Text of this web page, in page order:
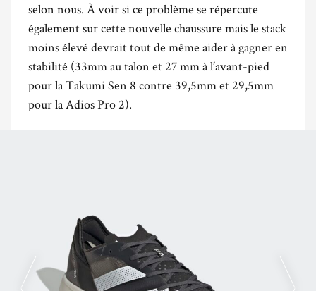
selon nous. À voir si ce problème se répercute
également sur cette nouvelle chaussure mais le stack
moins élevé devrait tout de même aider à gagner en
stabilité (33mm au talon et 27 mm à l’avant-pied
pour la Takumi Sen 8 contre 39,5mm et 29,5mm
pour la Adios Pro 2).